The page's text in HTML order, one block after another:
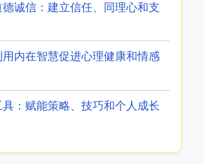
诚信：建立信任、同理心和支
内在智慧促进心理健康和情感
：赋能策略、技巧和个人成长